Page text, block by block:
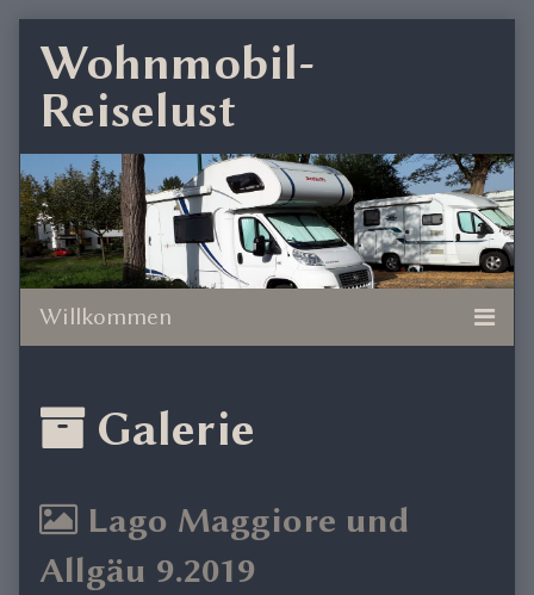
content
Wohnmobil-
Reiselust
Posts
with
the
Galerie
Lago Maggiore und
Allgäu 9.2019